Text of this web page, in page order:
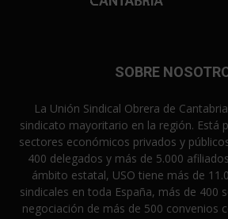
SOBRE
La Unión Sindical Obrera de
sindicato mayoritario en la región. Está
sectores económicos privados y
400 delegados y más de 5.000
ámbito estatal, USO tiene más de
sindicales en toda España, más de 400
negociación de más de 500 convenios